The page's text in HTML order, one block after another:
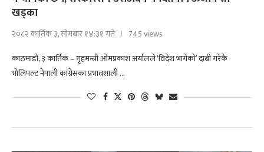
खड्का
२०८२ कार्तिक ३, सोमबार १४:३१ गते
745 views
काठमाडौं, ३ कार्तिक – गृहमन्त्री ओमप्रकाश अर्यालले ‘विदेश भागेको’ दाबी गरेकै
भोलिपल्ट नेपाली कांग्रेसका प्रभावशाली …